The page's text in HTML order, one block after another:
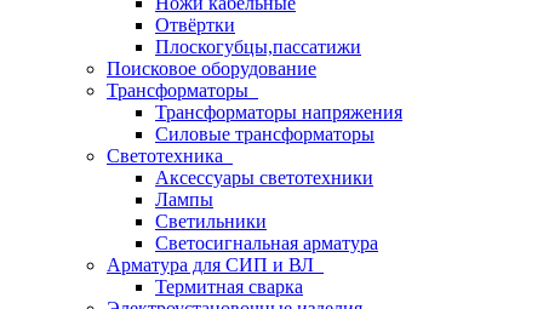
Отвёртки
Плоскогубцы,пассатижи
Поисковое оборудование
Трансформаторы
Трансформаторы напряжения
Силовые трансформаторы
Светотехника
Аксессуары светотехники
Лампы
Светильники
Светосигнальная арматура
Арматура для СИП и ВЛ
Термитная сварка